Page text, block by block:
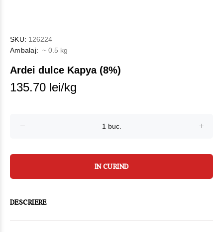
SKU: 126224
Ambalaj: ~ 0.5 kg
Ardei dulce Kapya (8%)
135.70 lei/kg
IN CURIND
DESCRIERE